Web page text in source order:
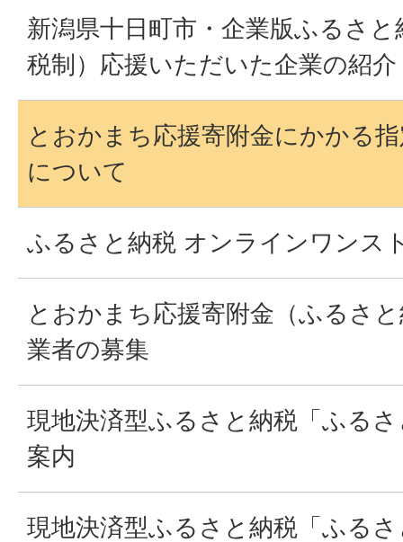
新潟県十日町市・企業版ふるさ
税制）応援いただいた企業の紹介
とおかまち応援寄附金にかかる
について
ふるさと納税 オンラインワンス
とおかまち応援寄附金（ふるさ
業者の募集
現地決済型ふるさと納税「ふる
案内
現地決済型ふるさと納税「ふる